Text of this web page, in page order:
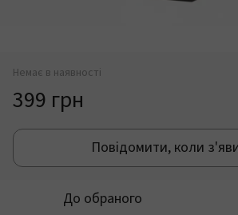
Немає в наявності
399 грн
Повідомити, коли
До обраного